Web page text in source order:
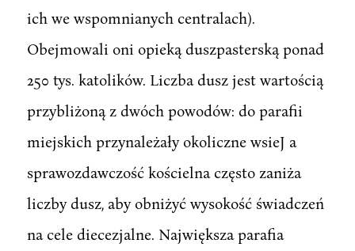
ich we wspomnianych centralach).
Obejmowali oni opieką duszpasterską ponad
250 tys. katolików. Liczba dusz jest wartością
przybliżoną z dwóch powodów: do parafii
miejskich przynależały okoliczne wsieJ a
sprawozdawczość kościelna często zaniża
liczby dusz, aby obniżyć wysokość świadczeń
na cele diecezjalne. Największa parafia